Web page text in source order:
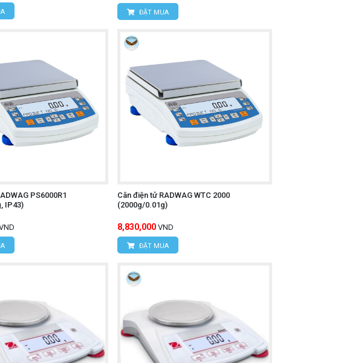
ĐẶT MUA
PS6000R1
IP43)
Cân điện tử RADWAG WTC 2000
(2000g/0.01g)
8,830,000 VND
ĐẶT MUA